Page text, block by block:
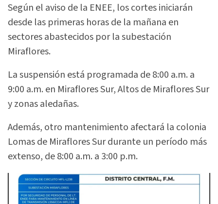
Según el aviso de la ENEE, los cortes iniciarán
desde las primeras horas de la mañana en
sectores abastecidos por la subestación
Miraflores.
La suspensión está programada de 8:00 a.m. a
9:00 a.m. en Miraflores Sur, Altos de Miraflores Sur
y zonas aledañas.
Además, otro mantenimiento afectará la colonia
Lomas de Miraflores Sur durante un período más
extenso, de 8:00 a.m. a 3:00 p.m.